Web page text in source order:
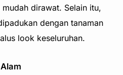
dirawat. Selain itu,
dengan tanaman
look keseluruhan.